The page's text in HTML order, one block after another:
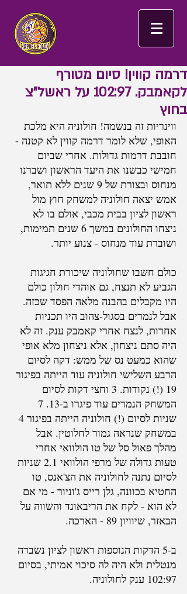
דרמה קווין! סיום מטורף
לקאמבק. 102:97 על ראשל"צ
בחוץ
ווינריות זה בנשמה! חולוניה היא מלכת
האופי, שלא לומר דרמה קווין לא קטנה -
חובבת דרמות גדולות. אחרי שביום
חמישי כבשנו את היעד הראשון ושברנו
מנחוס ובצורת של 9 שנים ללא תואר,
אמש יצאה חולוניה למשחק חוץ מול
ראשון לציון בבית מכבי, אולם בו לא
ניצחו החולונים במשך 6 שנים תמימות,
ושוברת עוד מנחוס - צנוע יותר.
כולם חשבו שחולוניה שיכורת חגיגות
הגביע לא תנצח, גם אוהדי חולון כולם
היו מקבלים בהבנה מלאה הפסד שכזה.
אבל לנמרים בסגול-צהוב היו תכניות
אחרות, לנצח אחרי קאמבק ענק. זה לא
היה סתם ניצחון, אלא ניצחון מלא אופי
שהוא כמעט נס של ממש: דקה לסיום
הרבע השלישי חולוניה עוד הייתה בפיגור
19 (!) נקודות. 3 וחצי דקות לסיום
במשחק שנראה גמור לחלוטין. אבל
מהלך פאול סל של טו הולוואי אחרי
טעות גדולה של מרפי הולוואי 2.1 שניות
לסיום נתנה לחולוניה את הצ'אנס, טו
החטיא בכוונה, גלן רייס ג'וניור - מי אם
לא הוא - לקח את הריבאונד והשווה על
הבאזר, שיוויון 89 - הארכה.
ב-5 הדקות הנוספות ראשון לציון נשברה
מנטלית ולא היה לה סיכוי אמיתי, בסיום
102:97 ענק לחולוניה.